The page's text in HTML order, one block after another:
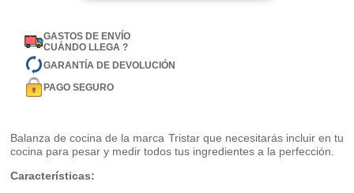
GASTOS DE ENVÍO
CUÁNDO LLEGA ?
GARANTÍA DE DEVOLUCIÓN
PAGO SEGURO
Balanza de cocina de la marca Tristar que necesitarás incluir en tu
cocina para pesar y medir todos tus ingredientes a la perfección.
Características: